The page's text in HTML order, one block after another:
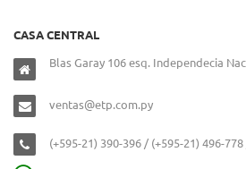
CASA CENTRAL
Blas Garay 106 esq. Independecia
ventas@etp.com.py
(+595-21) 390-396 / (+595-21) 496-